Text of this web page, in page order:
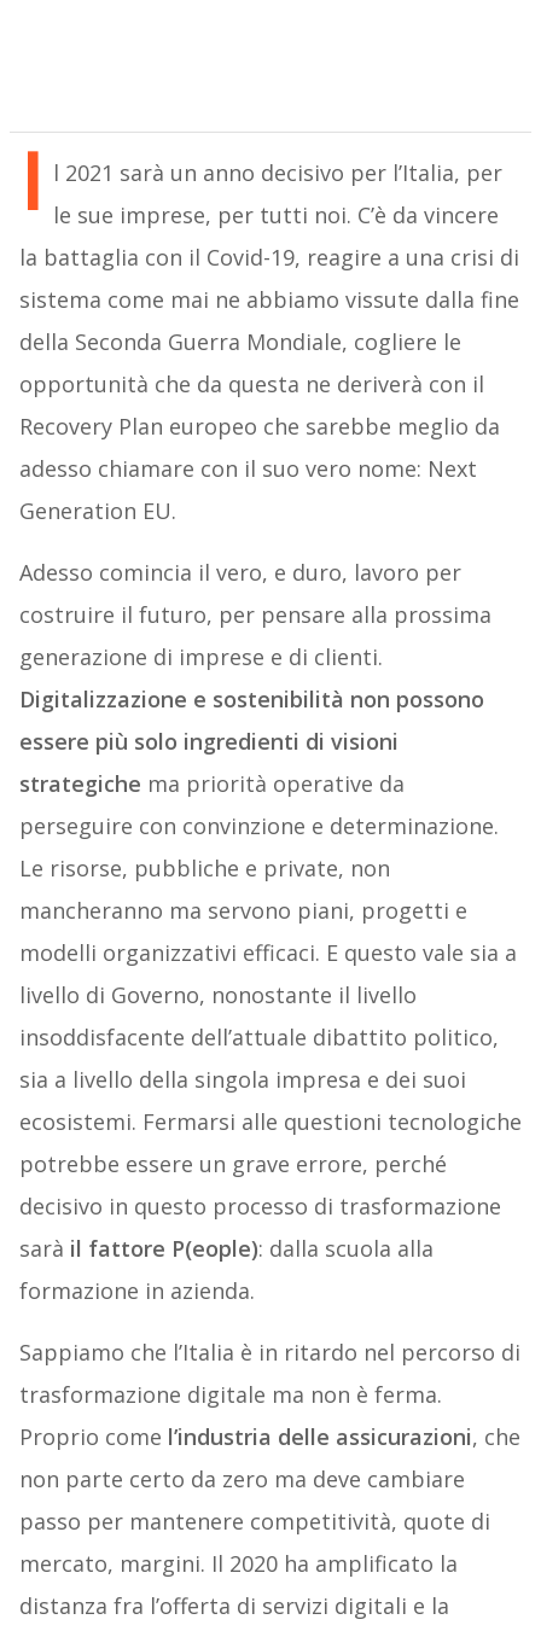
I l 2021 sarà un anno decisivo per l’Italia, per
le sue imprese, per tutti noi. C’è da vincere
la battaglia con il Covid-19, reagire a una crisi di
sistema come mai ne abbiamo vissute dalla fine
della Seconda Guerra Mondiale, cogliere le
opportunità che da questa ne deriverà con il
Recovery Plan europeo che sarebbe meglio da
adesso chiamare con il suo vero nome: Next
Generation EU.
Adesso comincia il vero, e duro, lavoro per
costruire il futuro, per pensare alla prossima
generazione di imprese e di clienti.
Digitalizzazione e sostenibilità non possono
essere più solo ingredienti di visioni
strategiche ma priorità operative da
perseguire con convinzione e determinazione.
Le risorse, pubbliche e private, non
mancheranno ma servono piani, progetti e
modelli organizzativi efficaci. E questo vale sia a
livello di Governo, nonostante il livello
insoddisfacente dell’attuale dibattito politico,
sia a livello della singola impresa e dei suoi
ecosistemi. Fermarsi alle questioni tecnologiche
potrebbe essere un grave errore, perché
decisivo in questo processo di trasformazione
sarà il fattore P(eople): dalla scuola alla
formazione in azienda.
Sappiamo che l’Italia è in ritardo nel percorso di
trasformazione digitale ma non è ferma.
Proprio come l’industria delle assicurazioni, che
non parte certo da zero ma deve cambiare
passo per mantenere competitività, quote di
mercato, margini. Il 2020 ha amplificato la
distanza fra l’offerta di servizi digitali e la